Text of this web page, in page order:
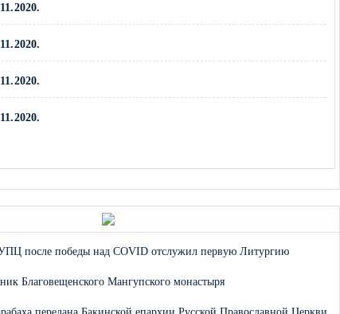
после победы над COVID отслужил первую Литургию
Благовещенского Мангупского монастыря